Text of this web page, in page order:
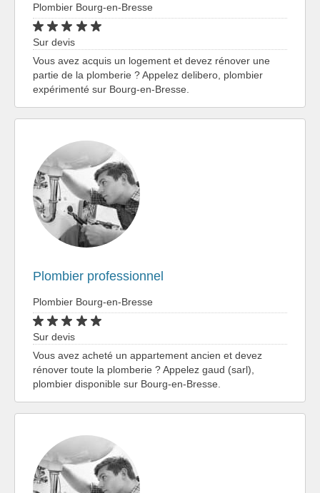
Plombier Bourg-en-Bresse
Sur devis
Vous avez acquis un logement et devez rénover une
partie de la plomberie ? Appelez delibero, plombier
expérimenté sur Bourg-en-Bresse.
Plombier professionnel
Plombier Bourg-en-Bresse
Sur devis
Vous avez acheté un appartement ancien et devez
rénover toute la plomberie ? Appelez gaud (sarl),
plombier disponible sur Bourg-en-Bresse.